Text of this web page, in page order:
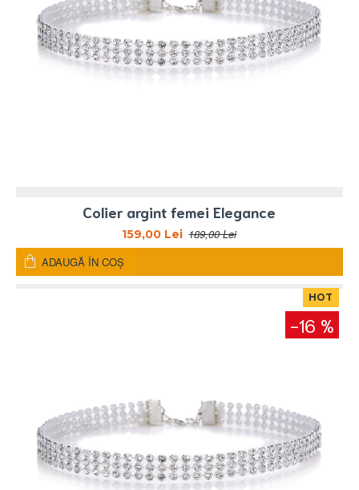
Colier argint femei Elegance
159,00 Lei 189,00 Lei
ADAUGĂ ÎN COŞ
HOT
-16 %